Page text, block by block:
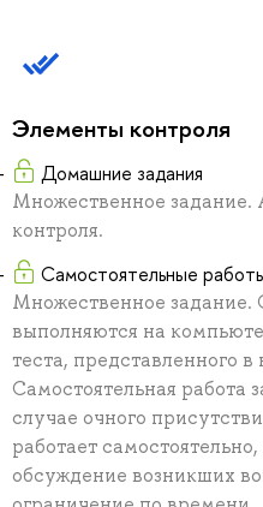
Элементы контроля
Домашние задания
Множественное
контроля.
Самостоятельные
Множественное задание.
выполняются на
теста, представленного
Самостоятельная работа
случае очного
работает
обсуждение возникших